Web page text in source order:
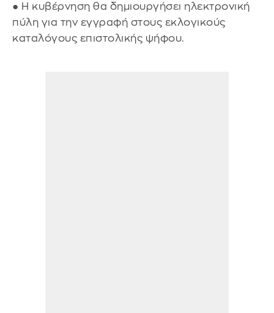
● Η κυβέρνηση θα δημιουργήσει ηλεκτρονική
πύλη για την εγγραφή στους εκλογικούς
καταλόγους επιστολικής ψήφου.